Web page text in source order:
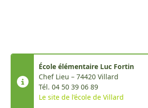
École élémentaire Luc Fortin
Chef Lieu – 74420 Villard
Tél. 04 50 39 06 89
Le site de l’école de Villard